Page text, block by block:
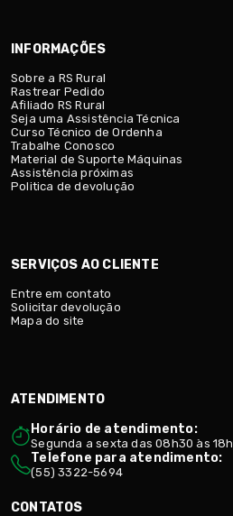
INFORMAÇÕES
Sobre a RS Rural
Rastrear Pedido
Afiliado RS Rural
Seja uma Assistência Técnica
Curso Técnico de Ordenha
Trabalhe Conosco
Material de Suporte Máquinas
Assistência próximas
Politica de devolução
SERVIÇOS AO CLIENTE
Entre em contato
Solicitar devolução
Mapa do site
ATENDIMENTO
Horário de atendimento:
Segunda a sexta das 08h30 às 18h
Telefone para atendimento:
(55) 3322-5694
CONTATOS